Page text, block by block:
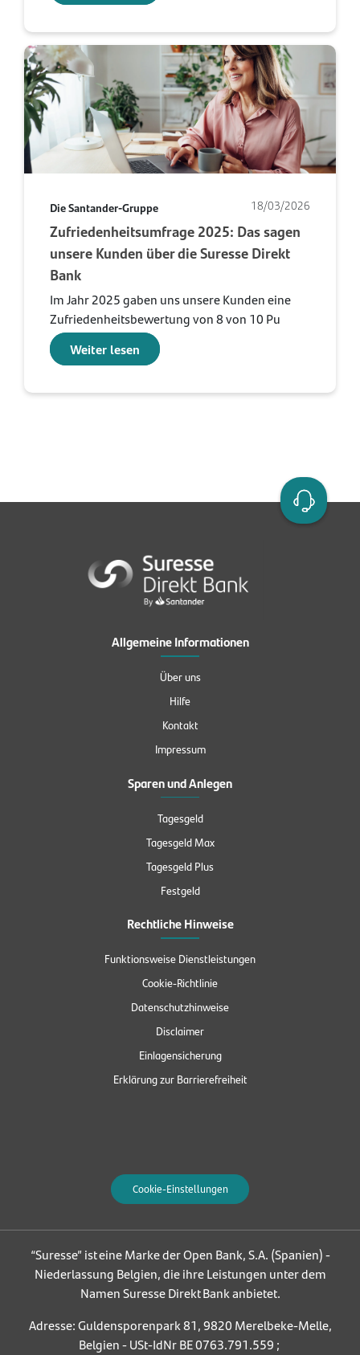
Die Santander-Gruppe 18/03/2026
Zufriedenheitsumfrage 2025: Das sagen
unsere Kunden über die Suresse Direkt
Bank
Im Jahr 2025 gaben uns unsere Kunden eine
Zufriedenheitsbewertung von 8 von 10 Pu
Weiter lesen
Allgemeine Informationen
Über uns
Hilfe
Kontakt
Impressum
Sparen und Anlegen
Tagesgeld
Tagesgeld Max
Tagesgeld Plus
Festgeld
Rechtliche Hinweise
Funktionsweise Dienstleistungen
Cookie-Richtlinie
Datenschutzhinweise
Disclaimer
Einlagensicherung
Erklärung zur Barrierefreiheit
Cookie-Einstellungen
“Suresse” ist eine Marke der Open Bank, S.A. (Spanien) -
Niederlassung Belgien, die ihre Leistungen unter dem
Namen Suresse Direkt Bank anbietet.
Adresse: Guldensporenpark 81, 9820 Merelbeke-Melle,
Belgien - USt-IdNr BE 0763.791.559 ;